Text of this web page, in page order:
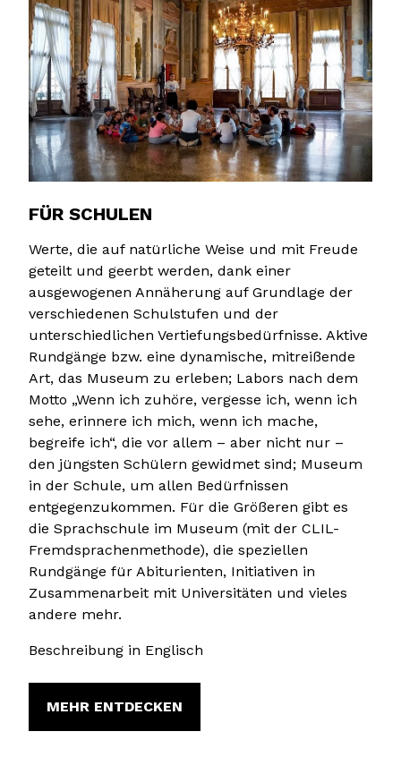
FÜR SCHULEN
Werte, die auf natürliche Weise und mit Freude
geteilt und geerbt werden, dank einer
ausgewogenen Annäherung auf Grundlage der
verschiedenen Schulstufen und der
unterschiedlichen Vertiefungsbedürfnisse. Aktive
Rundgänge bzw. eine dynamische, mitreißende
Art, das Museum zu erleben; Labors nach dem
Motto „Wenn ich zuhöre, vergesse ich, wenn ich
sehe, erinnere ich mich, wenn ich mache,
begreife ich“, die vor allem – aber nicht nur –
den jüngsten Schülern gewidmet sind; Museum
in der Schule, um allen Bedürfnissen
entgegenzukommen. Für die Größeren gibt es
die Sprachschule im Museum (mit der CLIL-
Fremdsprachenmethode), die speziellen
Rundgänge für Abiturienten, Initiativen in
Zusammenarbeit mit Universitäten und vieles
andere mehr.
Beschreibung in Englisch
MEHR ENTDECKEN